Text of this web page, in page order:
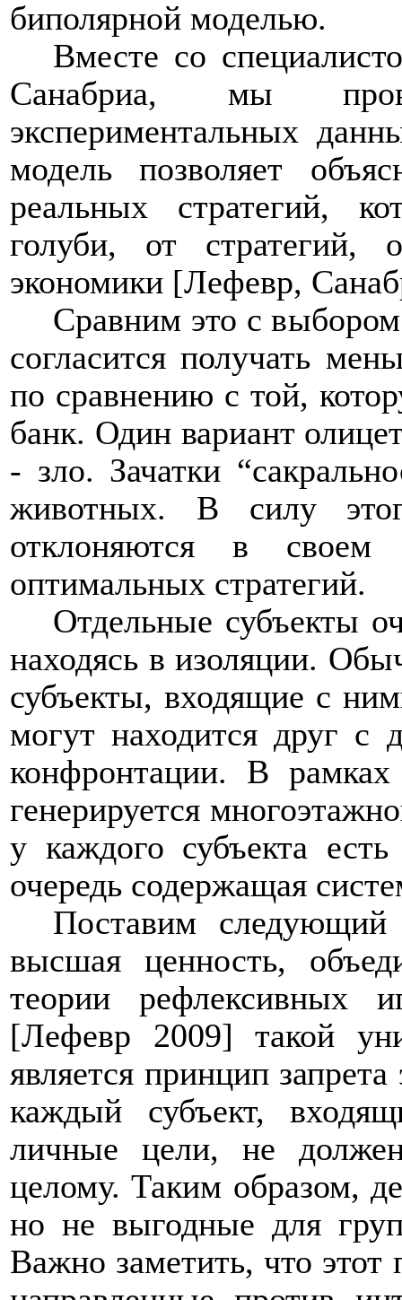
биполярной моделью.
Вместе со
Санабриа, мы
экспериментальных
модель позволяет
реальных стратегий,
голуби, от стратегий,
экономики [Лефевр,
Сравним это с
согласится получать
по сравнению с той,
банк. Один вариант
- зло. Зачатки
животных. В силу
отклоняются в своем
оптимальных стратегий.
Отдельные субъекты
находясь в изоляции.
субъекты, входящие с
могут находится друг с
конфронтации. В
генерируется
у каждого субъекта
очередь содержащая
Поставим следующий
высшая ценность,
теории рефлексивных
[Лефевр 2009] такой
является принцип
каждый субъект,
личные цели, не
целому. Таким образом,
но не выгодные для
Важно заметить, что этот